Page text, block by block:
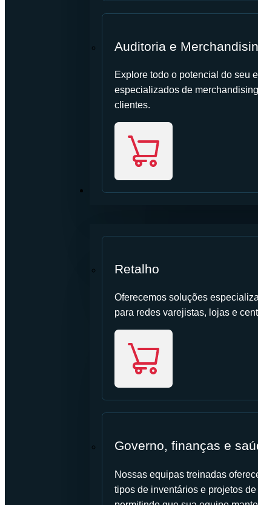
Auditoria e
Explore todo o potencial do seu
especializados de
clientes.
SETOR
Retalho
Oferecemos soluções
para redes varejistas, lojas e
Governo, finanças e
Nossas equipas treinadas
tipos de inventários e projetos